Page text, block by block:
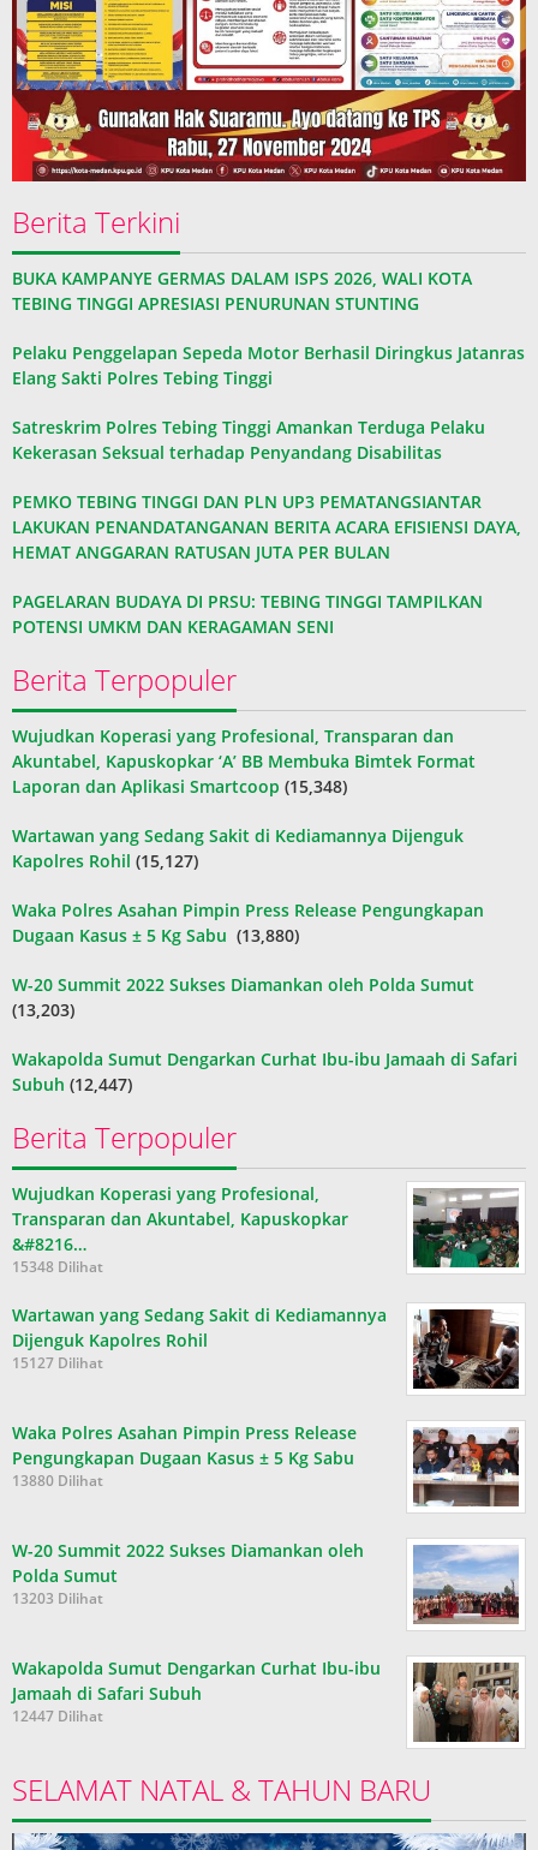
Berita Terkini
BUKA KAMPANYE GERMAS DALAM ISPS 2026, WALI KOTA
TEBING TINGGI APRESIASI PENURUNAN STUNTING
Pelaku Penggelapan Sepeda Motor Berhasil Diringkus Jatanras
Elang Sakti Polres Tebing Tinggi
Satreskrim Polres Tebing Tinggi Amankan Terduga Pelaku
Kekerasan Seksual terhadap Penyandang Disabilitas
PEMKO TEBING TINGGI DAN PLN UP3 PEMATANGSIANTAR
LAKUKAN PENANDATANGANAN BERITA ACARA EFISIENSI DAYA,
HEMAT ANGGARAN RATUSAN JUTA PER BULAN
PAGELARAN BUDAYA DI PRSU: TEBING TINGGI TAMPILKAN
POTENSI UMKM DAN KERAGAMAN SENI
Berita Terpopuler
Wujudkan Koperasi yang Profesional, Transparan dan
Akuntabel, Kapuskopkar ‘A’ BB Membuka Bimtek Format
Laporan dan Aplikasi Smartcoop (15,348)
Wartawan yang Sedang Sakit di Kediamannya Dijenguk
Kapolres Rohil (15,127)
Waka Polres Asahan Pimpin Press Release Pengungkapan
Dugaan Kasus ± 5 Kg Sabu (13,880)
W-20 Summit 2022 Sukses Diamankan oleh Polda Sumut
(13,203)
Wakapolda Sumut Dengarkan Curhat Ibu-ibu Jamaah di Safari
Subuh (12,447)
Berita Terpopuler
Wujudkan Koperasi yang Profesional,
Transparan dan Akuntabel, Kapuskopkar
&#8216…
15348 Dilihat
Wartawan yang Sedang Sakit di Kediamannya
Dijenguk Kapolres Rohil
15127 Dilihat
Waka Polres Asahan Pimpin Press Release
Pengungkapan Dugaan Kasus ± 5 Kg Sabu
13880 Dilihat
W-20 Summit 2022 Sukses Diamankan oleh
Polda Sumut
13203 Dilihat
Wakapolda Sumut Dengarkan Curhat Ibu-ibu
Jamaah di Safari Subuh
12447 Dilihat
SELAMAT NATAL & TAHUN BARU